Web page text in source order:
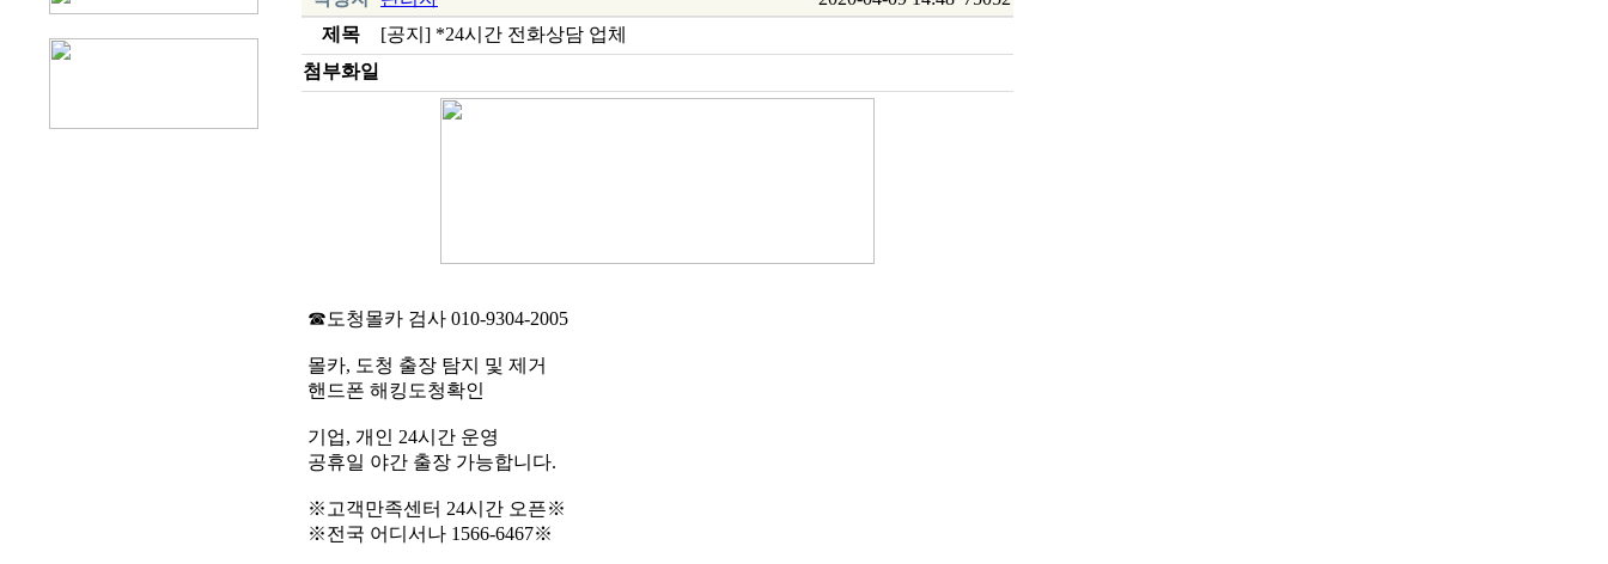
제목
[공지] *24시간 전화상담 업체
첨부화일
☎도청몰카 검사 010-9304-2005
몰카, 도청 출장 탐지 및 제거
핸드폰 해킹도청확인
기업, 개인 24시간 운영
공휴일 야간 출장 가능합니다.
※고객만족센터 24시간 오픈※
※전국 어디서나 1566-6467※